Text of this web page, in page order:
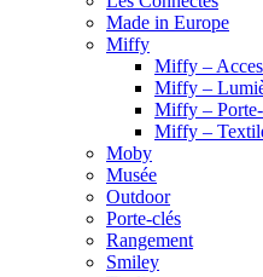
Made in Europe
Miffy
Miffy –
Miffy –
Miffy –
Miffy –
Moby
Musée
Outdoor
Porte-clés
Rangement
Smiley